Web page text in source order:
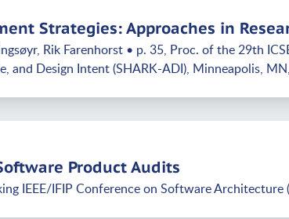
Strategies: Approaches in
Rik Farenhorst • p. 35, Proc. of the 29th
Design Intent (SHARK-ADI), Minneapolis,
Product Audits
IEEE/IFIP Conference on Software